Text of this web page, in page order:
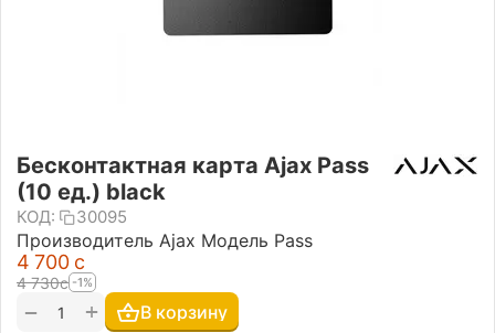
Бесконтактная карта Ajax Pass
(10 ед.) black
КОД: 30095
Производитель Ajax Модель Pass
4 700 с
4 730с -1%
+
− В корзину